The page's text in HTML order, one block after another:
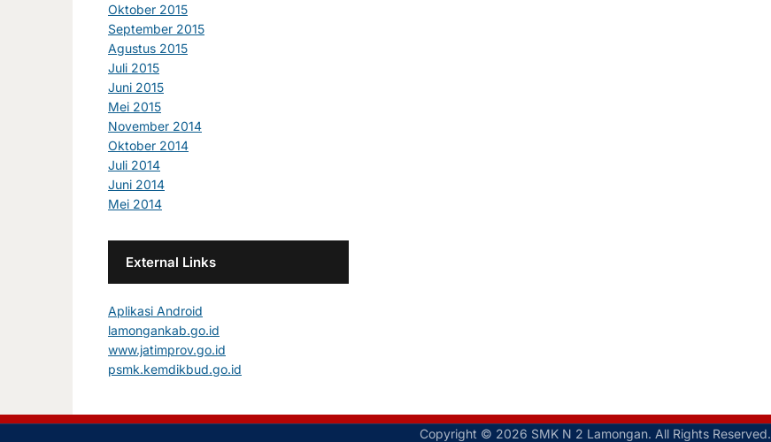
Oktober 2015
September 2015
Agustus 2015
Juli 2015
Juni 2015
Mei 2015
November 2014
Oktober 2014
Juli 2014
Juni 2014
Mei 2014
External Links
Aplikasi Android
lamongankab.go.id
www.jatimprov.go.id
psmk.kemdikbud.go.id
Copyright © 2026 SMK N 2 Lamongan. All Rights Reserved.